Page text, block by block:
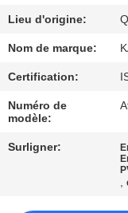
PROPOS
DE
NOUS
VISITE
DE
Lieu d'origine:
Nom de marque:
Certification:
Numéro de
modèle:
Surligner:
,